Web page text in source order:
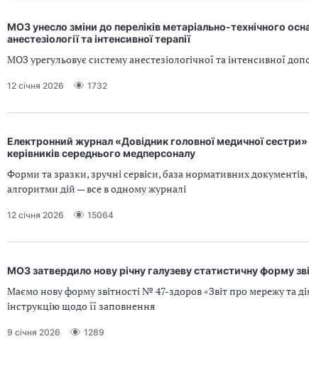
МОЗ унесло зміни до переліків метаріально-технічного
анестезіології та інтенсивної терапії
МОЗ урегульовує систему анестезіологічної та інтенсивної
12 січня 2026 1732
Електронний журнал «Довідник головної медичної
керівників середнього медперсоналу
Форми та зразки, зручні сервіси, база нормативних
алгоритми дій — все в одному журналі
12 січня 2026 15064
МОЗ затвердило нову річну галузеву статистичну форму
Маємо нову форму звітності № 47-здоров «Звіт про мережу та
інструкцію щодо її заповнення
9 січня 2026 1289